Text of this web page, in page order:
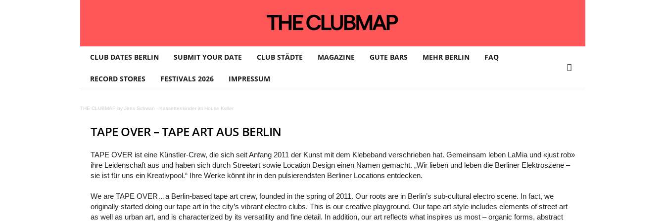
L
B
CLUB DATES BERLIN SUBMIT YOUR DATE CLUB STÄDTE MAGAZINE GUTE BARS MEHR BERLIN FAQ
RECORD STORES FESTIVALS 2026 IMPRESSUM
THE CLUBMAP by Jens Schwan · Kassettenkinder im House Keller
TAPE OVER – TAPE ART AUS BERLIN
TAPE OVER ist eine Künstler-Crew, die sich seit Anfang 2011 der Kunst mit dem Klebeband verschrieben hat. Gemeinsam leben LaMia und «just rob»
ihre Leidenschaft aus und haben sich durch Streetart sowie Location Design einen Namen gemacht. „Wir lieben und leben die Berliner Elektroszene –
sie ist für uns ein Kreativpool.“ Ihre Werke könnt ihr in den pulsierendsten Berliner Locations entdecken.
We are TAPE OVER…a Berlin-based tape art crew, founded in the spring of 2011. Our roots are in Berlin’s sub-cultural electro scene. In fact, we
originally started doing our tape art in the city’s vibrant electro clubs. This is our creative playground. Our tape art style includes elements of street art
as well as urban art, and is characterized by its versatility and fine detail. In addition, our art reflects what inspires us most – organic forms, abstract